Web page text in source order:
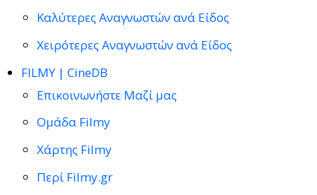
Καλύτερες Αναγνωστών ανά Είδος
Χειρότερες Αναγνωστών ανά Είδος
FILMY | CineDB
Επικοινωνήστε Μαζί μας
Ομάδα Filmy
Χάρτης Filmy
Περί Filmy.gr